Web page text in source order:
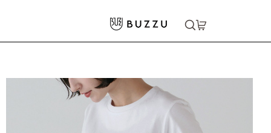
5.6oz Tシャツ（レディース）